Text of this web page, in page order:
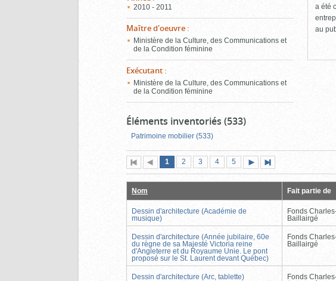
2010 - 2011
Maître d'oeuvre :
Ministère de la Culture, des Communications et
de la Condition féminine
Exécutant :
Ministère de la Culture, des Communications et
de la Condition féminine
a été
au
Éléments inventoriés (533)
Patrimoine mobilier (533)
Première
page
Page
précédente
Page
1 (page
actuelle)
Page
2 Page
3 Page
4 Page
5
suivante
page
Nom Fait partie de
Dessin d'architecture (Académie de
musique)
Fonds
Baillairgé
Dessin d'architecture (Année jubilaire, 60e
du règne de sa Majesté Victoria reine
d'Angleterre et du Royaume Unie. Le pont
proposé sur le St. Laurent devant Québec)
Fonds
Baillairgé
Dessin d'architecture (Arc, tablette)
Fonds